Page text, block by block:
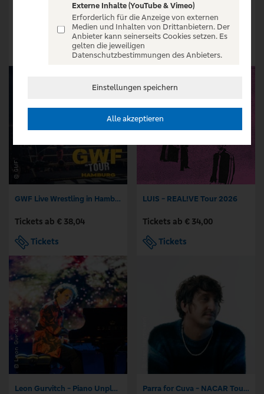
VEGA - Tour 2026
Tickets ab € 44,40
Boris Grebenshchikov
Tickets ab € 77,05
Tickets
GWF Live Wrestling in Hamburg
Tickets ab € 38,04
Tickets
LUIS - REAL!VE Tour 2026
Tickets ab € 34,00
Tickets
Leon Gurvitch - Piano Unplugged Vol. 2 Parra for Cuva - NACAR Tour 2026
Externe Inhalte (YouTube & Vimeo)
Erforderlich für die Anzeige von externen
Medien und Inhalten von Drittanbietern. Der
Anbieter kann seinerseits Cookies setzen. Es
gelten die jeweiligen
Datenschutzbestimmungen des Anbieters.
Einstellungen speichern
Alle akzeptieren